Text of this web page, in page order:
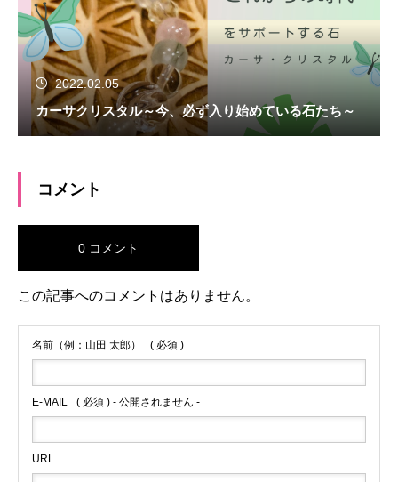
2022.02.05
カーサクリスタル～今、必ず入り始めている石たち～
コメント
0 コメント
この記事へのコメントはありません。
名前（例：山田 太郎） ( 必須 )
E-MAIL ( 必須 ) - 公開されません -
URL